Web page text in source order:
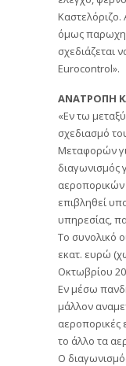
όμως
σχεδιάζεται
Eurocontrol».
ΑΝΑΤΡΟΠΗ
«Εν τω
σχεδιασμό
Μεταφορών
διαγωνισμός
αεροπορικών
επιβληθεί
υπηρεσίας,
Το συνολικό
εκατ. ευρώ
Οκτωβρίου
Εν μέσω
μάλλον
αεροπορικές
το άλλο τα
Ο